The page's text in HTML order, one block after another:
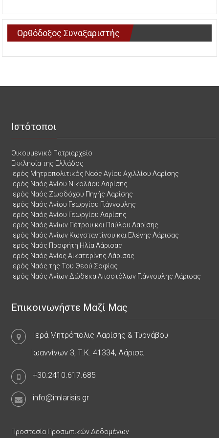
Ορθόδοξος Συναξαριστής
Ιστότοποι
Οικουμενικό Πατριαρχείο
Εκκλησία της Ελλάδος
Ιερός Μητροπολιτικός Ναός Αγίου Αχιλλίου Λαρίσης
Ιερός Ναός Αγίου Νικολάου Λαρίσης
Ιερός Ναός Ζωοδόχου Πηγής Λαρίσης
Ιερός Ναός Αγίου Γεωργίου Γιάννουλης
Ιερός Ναός Αγίου Γεωργίου Λαρίσης
Ιερός Ναός Αγίων Πέτρου και Παύλου Λαρίσης
Ιερός Ναός Αγίων Κωνσταντίνου και Ελένης Λάρισας
Ιερός Ναός Προφήτη Ηλία Λάρισας
Ιερός Ναός Αγίας Αικατερίνης Λάρισας
Ιερός Ναός της Του Θεού Σοφίας
Ιερός Ναός Αγίων Δώδεκα Αποστόλων Γιάννουλης Λάρισας
Επικοινωνήστε Μαζί Μας
Ιερά Μητρόπολις Λαρίσης & Τυρνάβου
Ιωαννίνων 3, Τ.Κ. 41334, Λάρισα
+30.2410.617.685
info@imlarisis.gr
Προστασία Προσωπικών Δεδομένων